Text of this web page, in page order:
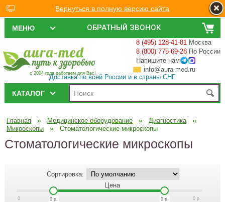
ОБРАТНЫЙ ЗВОНОК
МЕНЮ
с 2004 года работаем для Вас!
8 (495) 128-41-81 Москва
8 (800) 775-69-28 По России
Напишите нам
info@aura-med.ru
Доставка по всей России и в страны СНГ
КАТАЛОГ
Главная » Медицинское оборудование » Диагностика »
Микроскопы » Стоматологические микроскопы
Стоматологические микроскопы
Сортировка:
Цена
0 0 р.
0р. 0 р.
Вернуться в полную версию сайта